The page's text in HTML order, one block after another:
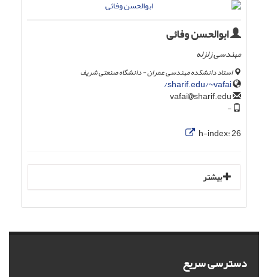
ابوالحسن وفائی
مهندسی زلزله
استاد دانشکده مهندسی عمران - دانشگاه صنعتی شریف
sharif.edu/~vafai/
sharif.edu
-
h-index:26
بیشتر
دسترسی سریع